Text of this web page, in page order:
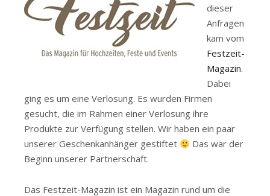
dieser
Anfragen
kam vom
Festzeit-
Magazin.
Dabei
ging es um eine Verlosung. Es wurden Firmen
gesucht, die im Rahmen einer Verlosung ihre
Produkte zur Verfügung stellen. Wir haben ein paar
unserer Geschenkanhänger gestiftet
Das war der
Beginn unserer Partnerschaft.
Das Festzeit-Magazin ist ein Magazin rund um die